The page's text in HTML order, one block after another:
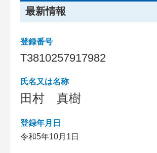
最新情報
登録番号
T3810257917982
氏名又は名称
田村 真樹
登録年月日
令和5年10月1日